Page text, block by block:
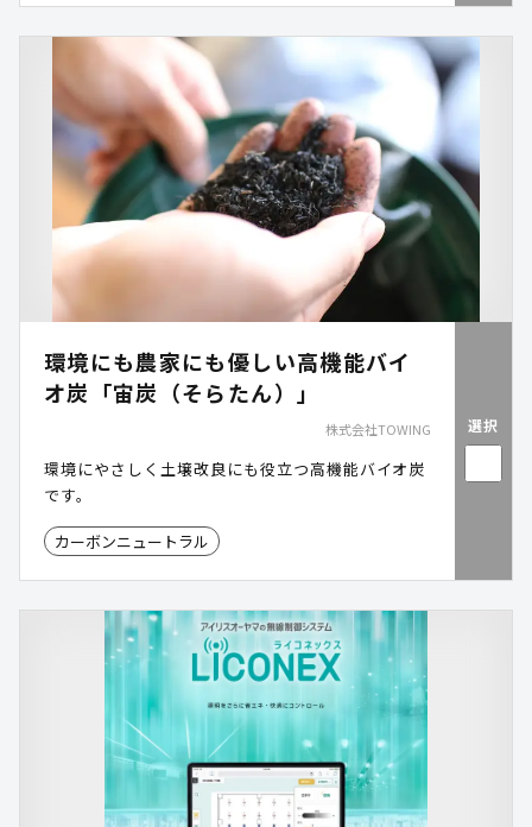
環境にも農家にも優しい高機能バイ
オ炭「宙炭（そらたん）」
株式会社TOWING
環境にやさしく土壌改良にも役立つ高機能バイオ炭
です。
カーボンニュートラル
選択